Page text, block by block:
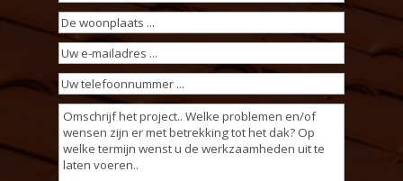
postcode(Vereist)
De
woonplaats(Vereist)
Uw
e-
mailadres(Vereist)
Uw
telefoonnummer(Vereist)
Omschrijving
werkzaamheden(Vereist)